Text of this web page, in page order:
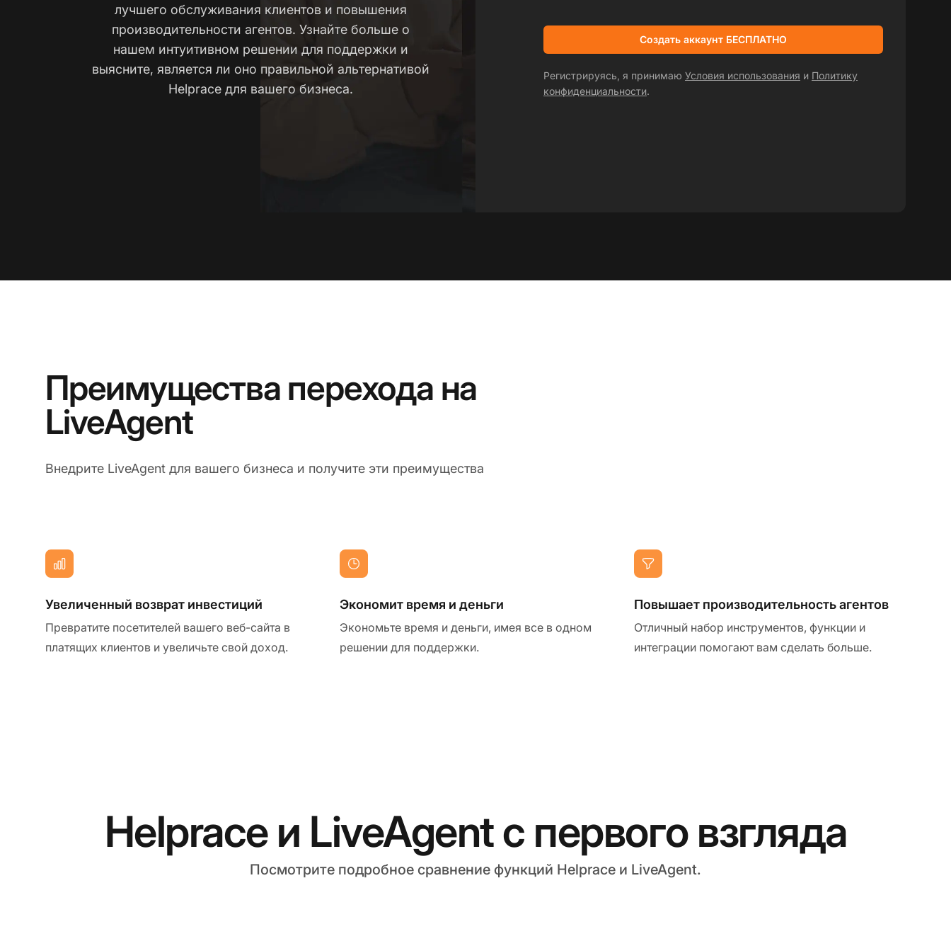
лучшего обслуживания клиентов и повышения
производительности агентов. Узнайте больше о
нашем интуитивном решении для поддержки и
выясните, является ли оно правильной альтернативой
Helprace для вашего бизнеса.
Создать аккаунт БЕСПЛАТНО
Регистрируясь, я принимаю Условия использования и Политику
конфиденциальности.
Преимущества перехода на
LiveAgent
Внедрите LiveAgent для вашего бизнеса и получите эти преимущества
Увеличенный возврат инвестиций
Превратите посетителей вашего веб-сайта в
платящих клиентов и увеличьте свой доход.
Экономит время и деньги
Экономьте время и деньги, имея все в одном
решении для поддержки.
Повышает производительность агентов
Отличный набор инструментов, функции и
интеграции помогают вам сделать больше.
Helprace и LiveAgent с первого взгляда
Посмотрите подробное сравнение функций Helprace и LiveAgent.